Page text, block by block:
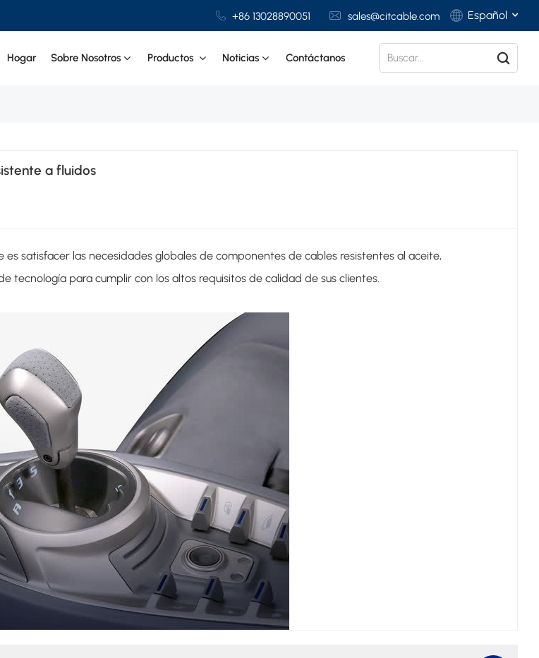
+86 13028890051 sales@citcable.com Español
Hogar Sobre Nosotros Productos Noticias Contáctanos
a fluidos
es satisfacer las necesidades globales de componentes de cables resistentes al aceite,
tecnología para cumplir con los altos requisitos de calidad de sus clientes.